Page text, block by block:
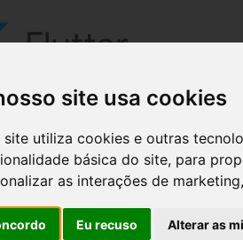
site usa cookies
site utiliza cookies e outras
básica do site, para
as interações de marketing,
Eu recuso Alterar as